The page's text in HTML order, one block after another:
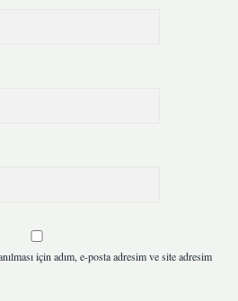
için adım, e-posta adresim ve site adresim